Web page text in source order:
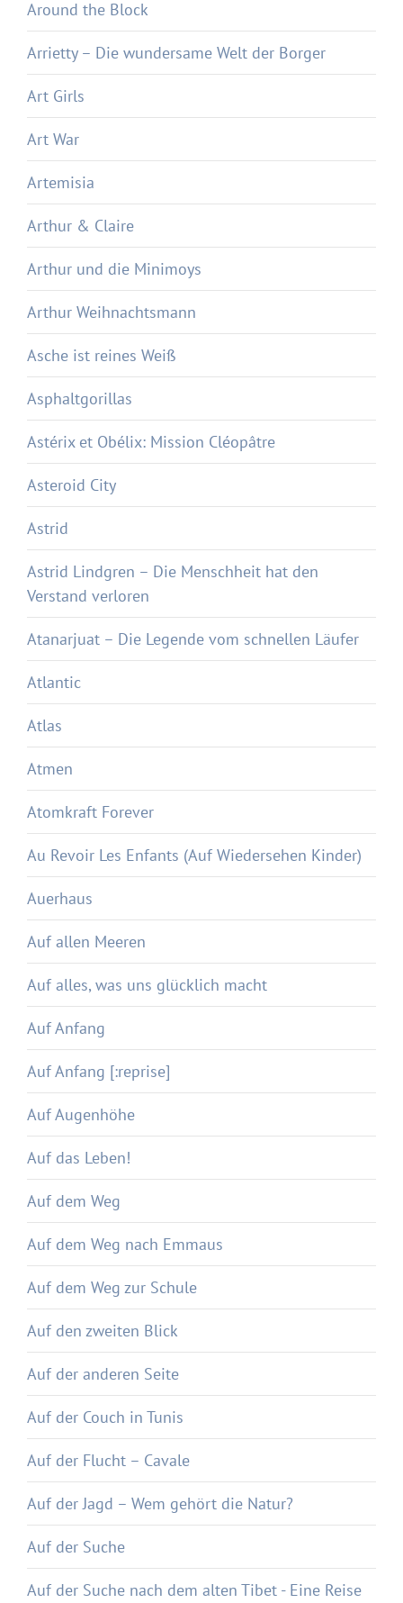
Around the Block
Arrietty – Die wundersame Welt der Borger
Art Girls
Art War
Artemisia
Arthur & Claire
Arthur und die Minimoys
Arthur Weihnachtsmann
Asche ist reines Weiß
Asphaltgorillas
Astérix et Obélix: Mission Cléopâtre
Asteroid City
Astrid
Astrid Lindgren – Die Menschheit hat den
Verstand verloren
Atanarjuat – Die Legende vom schnellen Läufer
Atlantic
Atlas
Atmen
Atomkraft Forever
Au Revoir Les Enfants (Auf Wiedersehen Kinder)
Auerhaus
Auf allen Meeren
Auf alles, was uns glücklich macht
Auf Anfang
Auf Anfang [:reprise]
Auf Augenhöhe
Auf das Leben!
Auf dem Weg
Auf dem Weg nach Emmaus
Auf dem Weg zur Schule
Auf den zweiten Blick
Auf der anderen Seite
Auf der Couch in Tunis
Auf der Flucht – Cavale
Auf der Jagd – Wem gehört die Natur?
Auf der Suche
Auf der Suche nach dem alten Tibet - Eine Reise